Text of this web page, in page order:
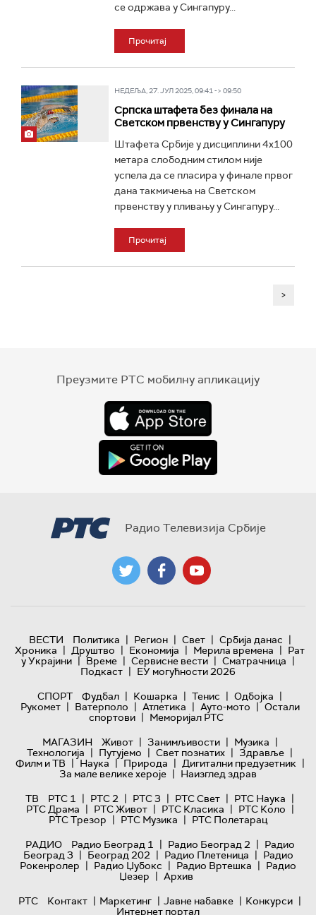
се одржава у Сингапуру...
Прочитај
НЕДЕЉА, 27. ЈУЛ 2025, 09:41 -> 09:50
Српска штафета без финала на
Светском првенству у Сингапуру
Штафета Србије у дисциплини 4x100
метара слободним стилом није
успела да се пласира у финале првог
дана такмичења на Светском
првенству у пливању у Сингапуру...
Прочитај
>
Преузмите РТС мобилну апликацију
Радио Телевизија Србије
ВЕСТИ Политика | Регион | Свет | Србија данас |
Хроника | Друштво | Економија | Мерила времена | Рат
у Украјини | Време | Сервисне вести | Сматрачница |
Подкаст | ЕУ могућности 2026
СПОРТ
Фудбал | Кошарка | Тенис | Одбојка |
Рукомет | Ватерполо | Атлетика | Ауто-мото | Остали
спортови | Меморијал РТС
МАГАЗИН
Живот | Занимљивости | Музика |
Технологијa | Путујемо | Свет познатих | Здравље |
Филм и ТВ | Наука | Природа | Дигитални предузетник |
За мале велике хероје | Наизглед здрав
ТВ
РТС 1 | РТС 2 | РТС 3 | РТС Свет | РТС Наука |
РТС Драма | РТС Живот | РТС Класика | РТС Коло |
РТС Трезор | РТС Музика | РТС Полетарац
РАДИО
Радио Београд 1 | Радио Београд 2 | Радио
Београд 3 | Београд 202 | Радио Плетеница | Радио
Рокенролер | Радио Џубокс | Радио Вртешка | Радио
Џезер | Архив
РТС
Контакт | Маркетинг | Јавне набавке | Конкурси |
Интернет портал